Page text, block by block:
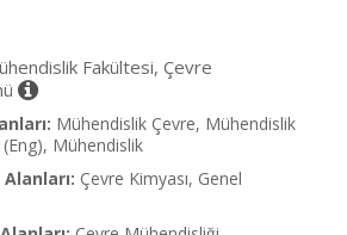
Fakültesi, Çevre
Mühendislik Çevre, Mühendislik
Mühendislik
Çevre Kimyası, Genel